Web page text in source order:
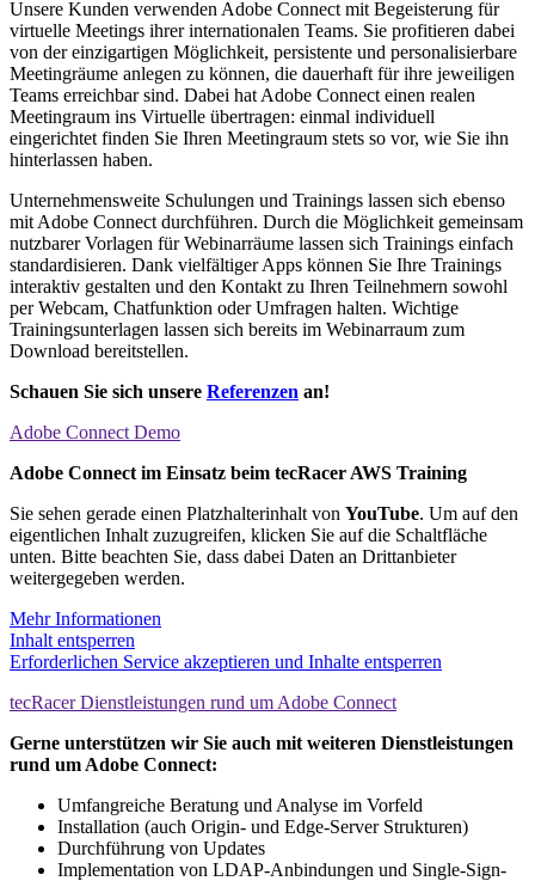
Unsere Kunden verwenden Adobe Connect mit Begeisterung für
virtuelle Meetings ihrer internationalen Teams. Sie profitieren dabei
von der einzigartigen Möglichkeit, persistente und personalisierbare
Meetingräume anlegen zu können, die dauerhaft für ihre jeweiligen
Teams erreichbar sind. Dabei hat Adobe Connect einen realen
Meetingraum ins Virtuelle übertragen: einmal individuell
eingerichtet finden Sie Ihren Meetingraum stets so vor, wie Sie ihn
hinterlassen haben.
Unternehmensweite Schulungen und Trainings lassen sich ebenso
mit Adobe Connect durchführen. Durch die Möglichkeit gemeinsam
nutzbarer Vorlagen für Webinarräume lassen sich Trainings einfach
standardisieren. Dank vielfältiger Apps können Sie Ihre Trainings
interaktiv gestalten und den Kontakt zu Ihren Teilnehmern sowohl
per Webcam, Chatfunktion oder Umfragen halten. Wichtige
Trainingsunterlagen lassen sich bereits im Webinarraum zum
Download bereitstellen.
Schauen Sie sich unsere Referenzen an!
Adobe Connect Demo
Adobe Connect im Einsatz beim tecRacer AWS Training
Sie sehen gerade einen Platzhalterinhalt von YouTube. Um auf den
eigentlichen Inhalt zuzugreifen, klicken Sie auf die Schaltfläche
unten. Bitte beachten Sie, dass dabei Daten an Drittanbieter
weitergegeben werden.
Mehr Informationen
Inhalt entsperren
Erforderlichen Service akzeptieren und Inhalte entsperren
tecRacer Dienstleistungen rund um Adobe Connect
Gerne unterstützen wir Sie auch mit weiteren Dienstleistungen
rund um Adobe Connect:
Umfangreiche Beratung und Analyse im Vorfeld
Installation (auch Origin- und Edge-Server Strukturen)
Durchführung von Updates
Implementation von LDAP-Anbindungen und Single-Sign-